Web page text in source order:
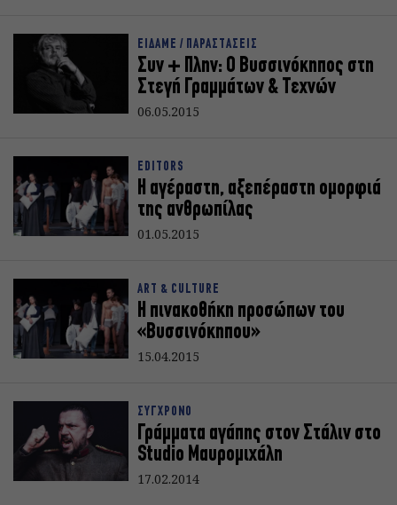
ΕΙΔΑΜΕ / ΠΑΡΑΣΤΑΣΕΙΣ
Συν + Πλην: Ο Βυσσινόκηπος στη
Στεγή Γραμμάτων & Τεχνών
06.05.2015
EDITORS
Η αγέραστη, αξεπέραστη ομορφιά
της ανθρωπίλας
01.05.2015
ART & CULTURE
Η πινακοθήκη προσώπων του
«Βυσσινόκηπου»
15.04.2015
ΣΥΓΧΡΟΝΟ
Γράμματα αγάπης στον Στάλιν στο
Studio Μαυρομιχάλη
17.02.2014